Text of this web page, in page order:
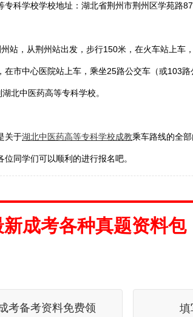
专科学校学校地址：湖北省荆州市荆州区学苑路
站，从荆州站出发，步行150米，在火车站上车
在市中心医院站上车，乘坐25路公交车（或103
北中医药高等专科学校。
关于湖北中医药高等专科学校成教乘车路线的全
位同学们可以顺利的进行报名吧。
新成考各种真题资料包
考备考资料免费领 填